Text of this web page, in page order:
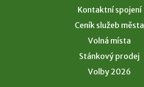
Kontaktní spojení
Ceník služeb města
Volná místa
Stánkový prodej
Volby 2026